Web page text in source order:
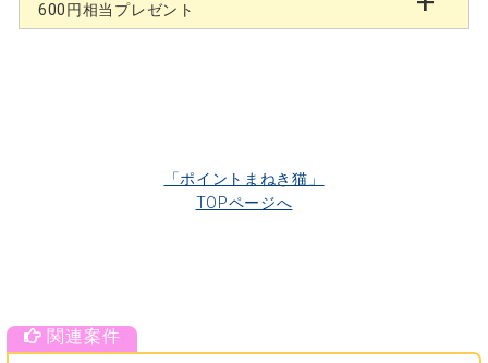
600円相当プレゼント
「ポイントまねき猫」
TOPページへ